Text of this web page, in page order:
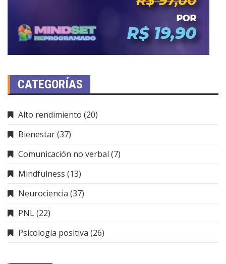
CATEGORÍAS
Alto rendimiento (20)
Bienestar(37)
Comunicación no verbal (7)
Mindfulness (13)
Neurociencia (37)
PNL(22)
Psicología positiva (26)